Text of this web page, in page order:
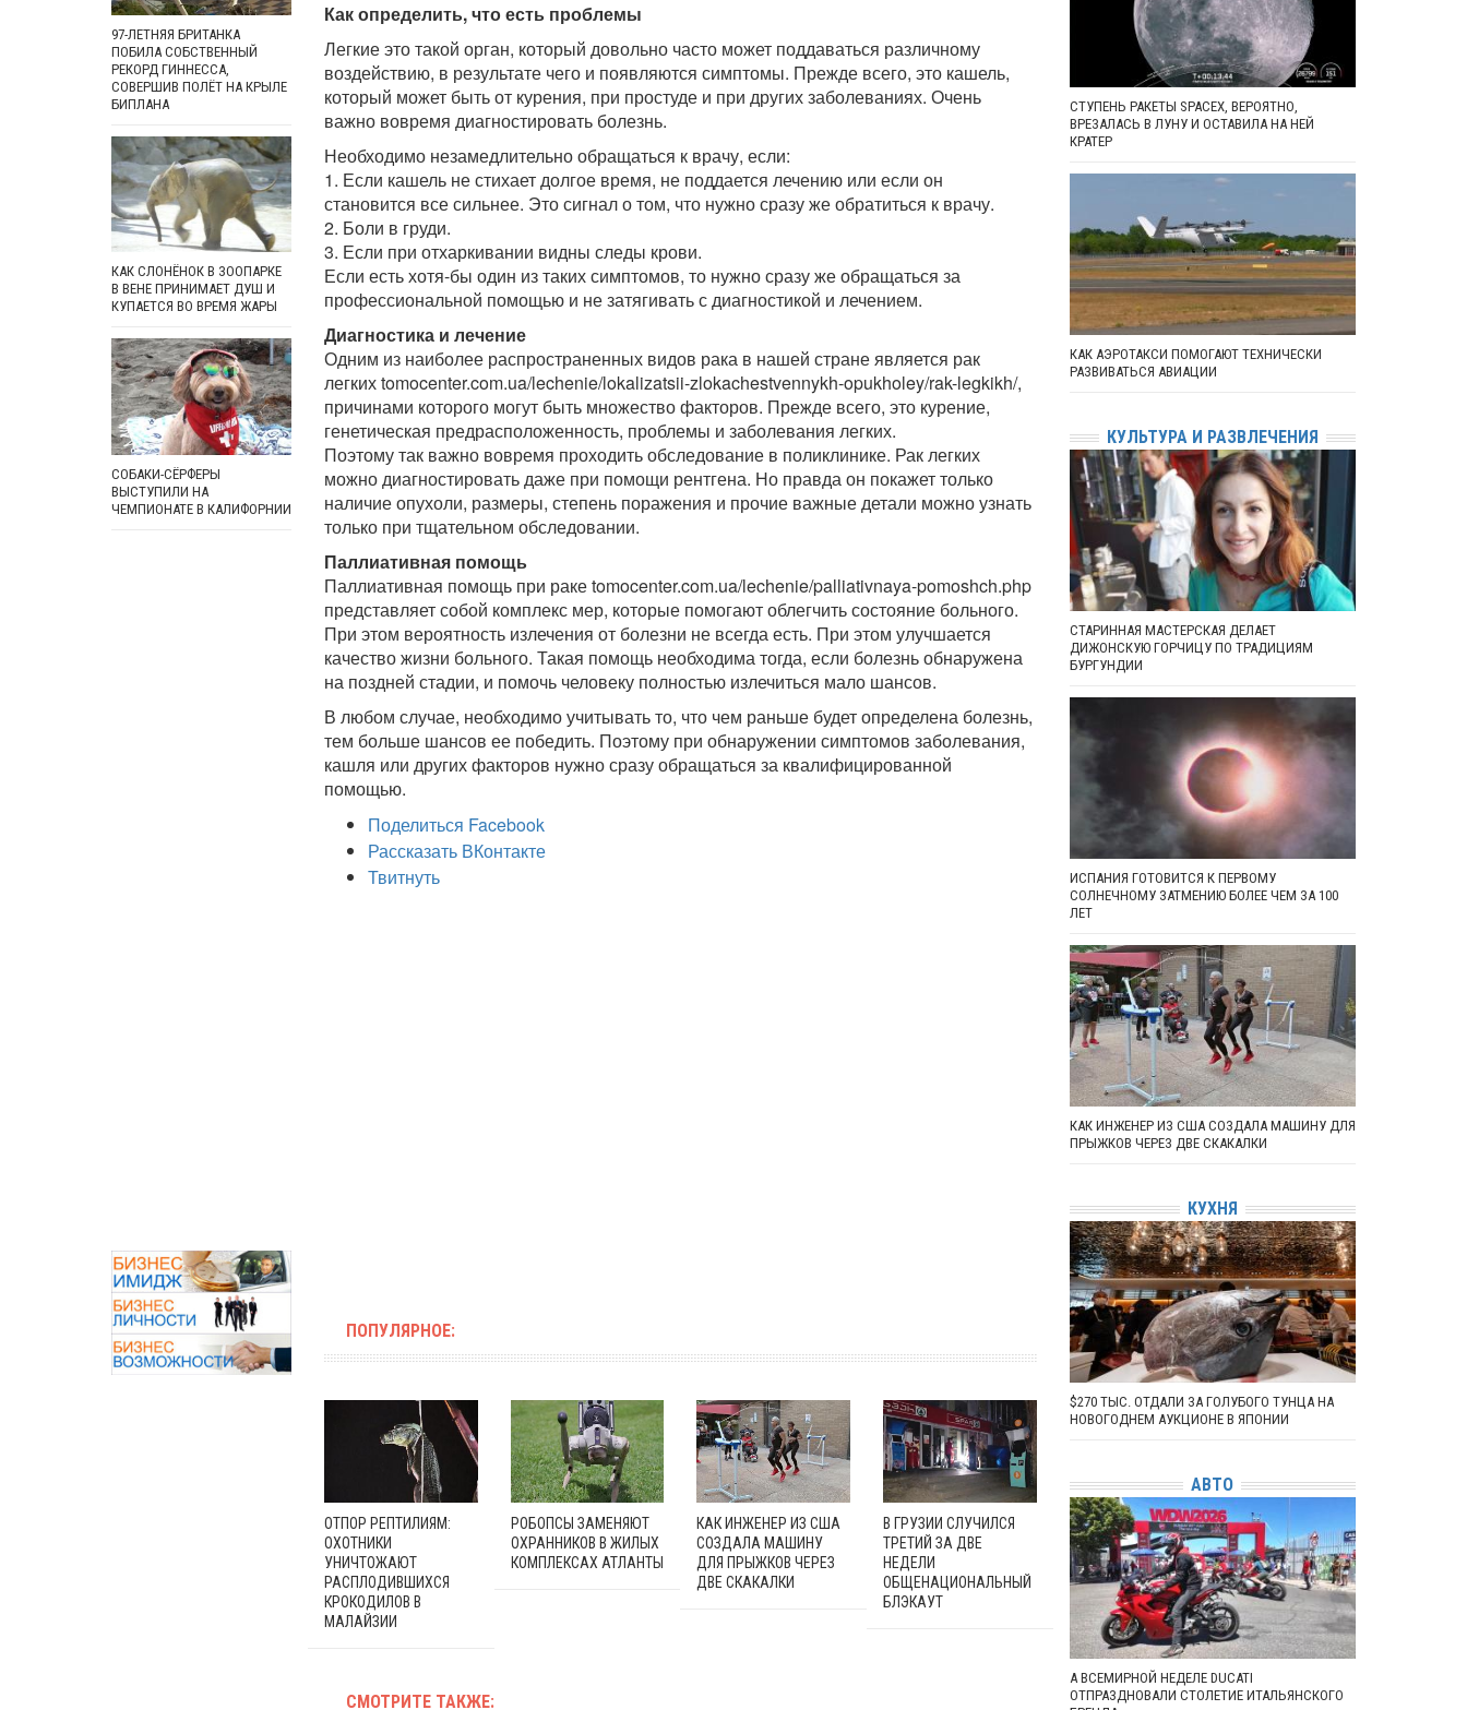
Как определить, что есть проблемы
Легкие это такой орган, который довольно часто может поддаваться различному
воздействию, в результате чего и появляются симптомы. Прежде всего, это кашель,
который может быть от курения, при простуде и при других заболеваниях. Очень
важно вовремя диагностировать болезнь.
Необходимо незамедлительно обращаться к врачу, если:
1. Если кашель не стихает долгое время, не поддается лечению или если он
становится все сильнее. Это сигнал о том, что нужно сразу же обратиться к врачу.
2. Боли в груди.
3. Если при отхаркивании видны следы крови.
Если есть хотя-бы один из таких симптомов, то нужно сразу же обращаться за
профессиональной помощью и не затягивать с диагностикой и лечением.
Диагностика и лечение
Одним из наиболее распространенных видов рака в нашей стране является рак
легких tomocenter.com.ua/lechenie/lokalizatsii-zlokachestvennykh-opukholey/rak-legkikh/,
причинами которого могут быть множество факторов. Прежде всего, это курение,
генетическая предрасположенность, проблемы и заболевания легких.
Поэтому так важно вовремя проходить обследование в поликлинике. Рак легких
можно диагностировать даже при помощи рентгена. Но правда он покажет только
наличие опухоли, размеры, степень поражения и прочие важные детали можно узнать
только при тщательном обследовании.
Паллиативная помощь
Паллиативная помощь при раке tomocenter.com.ua/lechenie/palliativnaya-pomoshch.php
представляет собой комплекс мер, которые помогают облегчить состояние больного.
При этом вероятность излечения от болезни не всегда есть. При этом улучшается
качество жизни больного. Такая помощь необходима тогда, если болезнь обнаружена
на поздней стадии, и помочь человеку полностью излечиться мало шансов.
В любом случае, необходимо учитывать то, что чем раньше будет определена болезнь,
тем больше шансов ее победить. Поэтому при обнаружении симптомов заболевания,
кашля или других факторов нужно сразу обращаться за квалифицированной
помощью.
Поделиться Facebook
Рассказать ВКонтакте
Твитнуть
ПОПУЛЯРНОЕ:
ОТПОР РЕПТИЛИЯМ:
ОХОТНИКИ
УНИЧТОЖАЮТ
РАСПЛОДИВШИХСЯ
КРОКОДИЛОВ В
МАЛАЙЗИИ
РОБОПСЫ ЗАМЕНЯЮТ
ОХРАННИКОВ В ЖИЛЫХ
КОМПЛЕКСАХ АТЛАНТЫ
КАК ИНЖЕНЕР ИЗ США
СОЗДАЛА МАШИНУ
ДЛЯ ПРЫЖКОВ ЧЕРЕЗ
ДВЕ СКАКАЛКИ
В ГРУЗИИ СЛУЧИЛСЯ
ТРЕТИЙ ЗА ДВЕ
НЕДЕЛИ
ОБЩЕНАЦИОНАЛЬНЫЙ
БЛЭКАУТ
СМОТРИТЕ ТАКЖЕ:
97-ЛЕТНЯЯ БРИТАНКА
ПОБИЛА СОБСТВЕННЫЙ
РЕКОРД ГИННЕССА,
СОВЕРШИВ ПОЛЁТ НА КРЫЛЕ
БИПЛАНА
КАК СЛОНЁНОК В ЗООПАРКЕ
В ВЕНЕ ПРИНИМАЕТ ДУШ И
КУПАЕТСЯ ВО ВРЕМЯ ЖАРЫ
СОБАКИ-СЁРФЕРЫ
ВЫСТУПИЛИ НА
ЧЕМПИОНАТЕ В КАЛИФОРНИИ
СТУПЕНЬ РАКЕТЫ SPACEX, ВЕРОЯТНО,
ВРЕЗАЛАСЬ В ЛУНУ И ОСТАВИЛА НА НЕЙ
КРАТЕР
КАК АЭРОТАКСИ ПОМОГАЮТ ТЕХНИЧЕСКИ
РАЗВИВАТЬСЯ АВИАЦИИ
КУЛЬТУРА И РАЗВЛЕЧЕНИЯ
СТАРИННАЯ МАСТЕРСКАЯ ДЕЛАЕТ
ДИЖОНСКУЮ ГОРЧИЦУ ПО ТРАДИЦИЯМ
БУРГУНДИИ
ИСПАНИЯ ГОТОВИТСЯ К ПЕРВОМУ
СОЛНЕЧНОМУ ЗАТМЕНИЮ БОЛЕЕ ЧЕМ ЗА 100
ЛЕТ
КАК ИНЖЕНЕР ИЗ США СОЗДАЛА МАШИНУ ДЛЯ
ПРЫЖКОВ ЧЕРЕЗ ДВЕ СКАКАЛКИ
КУХНЯ
$270 ТЫС. ОТДАЛИ ЗА ГОЛУБОГО ТУНЦА НА
НОВОГОДНЕМ АУКЦИОНЕ В ЯПОНИИ
АВТО
А ВСЕМИРНОЙ НЕДЕЛЕ DUCATI
ОТПРАЗДНОВАЛИ СТОЛЕТИЕ ИТАЛЬЯНСКОГО